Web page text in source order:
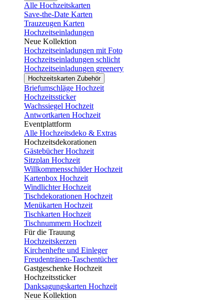
Alle Hochzeitskarten
Save-the-Date Karten
Trauzeugen Karten
Hochzeitseinladungen
Neue Kollektion
Hochzeitseinladungen mit Foto
Hochzeitseinladungen schlicht
Hochzeitseinladungen greenery
Hochzeitskarten Zubehör
Briefumschläge Hochzeit
Hochzeitssticker
Wachssiegel Hochzeit
Antwortkarten Hochzeit
Eventplattform
Alle Hochzeitsdeko & Extras
Hochzeitsdekorationen
Gästebücher Hochzeit
Sitzplan Hochzeit
Willkommensschilder Hochzeit
Kartenbox Hochzeit
Windlichter Hochzeit
Tischdekorationen Hochzeit
Menükarten Hochzeit
Tischkarten Hochzeit
Tischnummern Hochzeit
Für die Trauung
Hochzeitskerzen
Kirchenhefte und Einleger
Freudentränen-Taschentücher
Gastgeschenke Hochzeit
Hochzeitssticker
Danksagungskarten Hochzeit
Neue Kollektion